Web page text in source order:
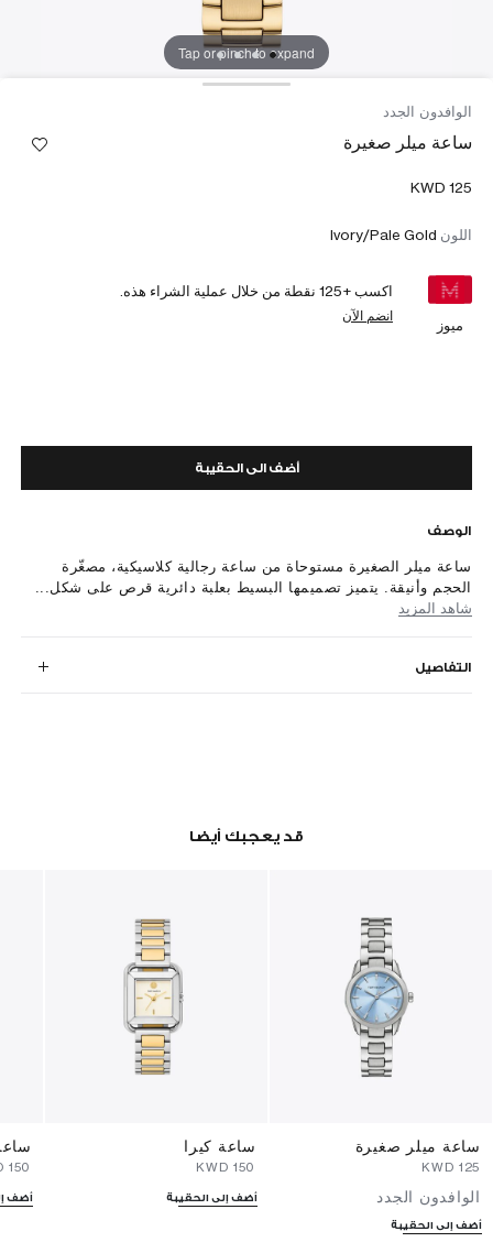
Tap or pinch to expand
الوافدون الجدد
ساعة ميلر صغيرة
اللون Ivory/Pale Gold
ميوز
اكسب +125 نقطة من خلال عملية الشراء هذه.
انضم الآن
أضف الى الحقيبة
الوصف
ساعة ميلر الصغيرة مستوحاة من ساعة رجالية كلاسيكية، مصغّرة
الحجم وأنيقة. يتميز تصميمها البسيط بعلبة دائرية قرص على شكل...
شاهد المزيد
التفاصيل
قد يعجبك أيضا
ساعة ميلر صغيرة
الوافدون الجدد
أضف إلى الحقيبة
ساعة كيرا
أضف إلى الحقيبة أضف